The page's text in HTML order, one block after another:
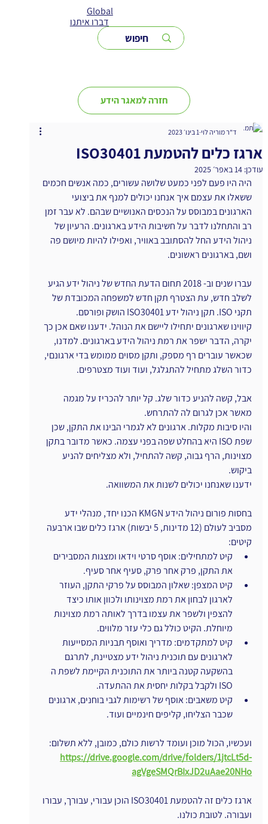
Global
דברו איתנו
חזרה למאגר הידע
ארגז כלים להטמעת ISO30401
ד"ר מוריה לוי 1 בינו׳ 2023
עודכן: 14 באפר׳ 2025
היה היו פעם לפני כמעט שלושה עשורים, כמה אנשים חכמים
ששאלו את עצמם איך אנחנו יכולים למנף את ביצועי
הארגונים במבוסס על הנכסים האנושיים שבהם. לא עבר זמן
רב והתחלנו לדבר על חשיבות הידע בארגונים. הרעיון של
ניהול הידע החל להסתובב באוויר, ואפילו להיות מיושם פה
ושם, בארגונים ראשונים.
עברו שנים וב- 2018 תחום הדעת החדש של ניהול ידע הגיע
לשלב חדש, עת הצטרף תקן חדש למשפחה המכובדת של
תקני ISO. תקן ניהול ידע ISO30401 הושק ופורסם.
קיווינו שארגונים יתחילו ליישם את הנוהל. ידענו שאם אכן כך
יקרה, הדבר ישפר את רמת ניהול הידע בארגונים. למדנו,
שכאשר עוברים רף מספק, ותקן מסוים ממומש בדי ארגונםי,
כדור השלג מתחיל להתגלגל, ועוד ועוד מצטרפים.
אבל, קשה להניע כדור שלג. קל יותר להכריז על מגמה
מאשר אכן לגרום לה להתרחש.
והיו סיבות מקלות. ארגונים לא לגמרי הבינו את התקן, שכן
שפת ISO היא בהחלט שפה בפני עצמה. כאשר מדובר בתקן
מצוינות, הרף גבוה, קשה להתחיל, ולא מצליחים להניע
ביקוש.
ידענו שאנחנו יכולים לשנות את המשוואה.
בחסות פורום ניהול הידע KMGN הכנו יחד, מנהלי ידע
מסביב לעולם (12 מדינות, 5 יבשות) ארגז כלים שבו ארבעה
קיטים:
קיט למתחילים: אוסף סרטי וידאו ומצגות המסבירים
את התקן, פרק אחר פרק, סעיף אחר סעיף.
קיט המצפן: שאלון המבוסס על פרקי התקן, העוזר
לארגון לבחון את רמת מצוינותו ולכוון אותו כיצד
להצפין ולשפר את עצמו בדרך לאותה רמת מצוינות
מיוחלת. הקיט כולל גם כלי עזר מלווים.
קיט למתקדמים: מדריך ואוסף תבניות המסייעות
לארגונים עם תוכנית ניהול ידע מצטיינת, לתרגם
בהשקעה קטנה ביותר את התוכנית הקיימת לשפת ה
ISO ולקבל בקלות יחסית את ההתעדה.
קיט משאבים: אוסף של רשימות לגבי בוחנים, ארגונים
שכבר הצליחו, קליפים חינמיים ועוד.
ועכשיו, הכול מוכן ועומד לרשות כולם, כמובן, ללא תשלום:
https://drive.google.com/drive/folders/1jtcLt5d-
agVgeSMQrBIxJD2uAae20NHo
ארגז כלים זה להטמעת ISO30401 הוכן עבורי, עבורך, עבורו
ועבורה. לטובת כולנו.